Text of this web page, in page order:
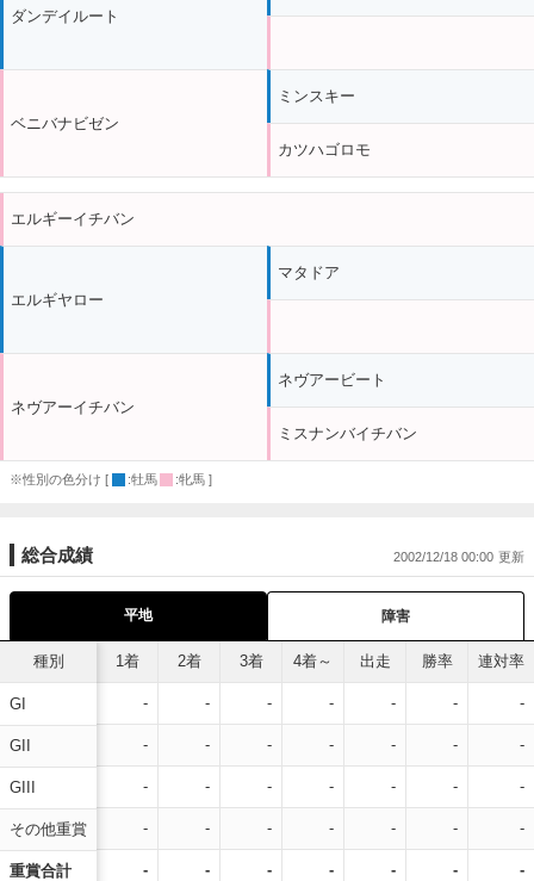
ダンデイルート
ベニバナビゼン
ミンスキー
カツハゴロモ
エルギーイチバン
エルギヤロー
ネヴアーイチバン
マタドア
ネヴアービート
ミスナンバイチバン
※性別の色分け [ :牡馬 :牝馬 ]
総合成績 2002/12/18 00:00
平地 障害
種別
GI
GII
GIII
その他重賞
重賞合計
1着 2着 3着 4着～ 出走 勝率 連対率
- - - - - - -
- - - - - - -
- - - - - - -
- - - - - - -
- - - - - - -